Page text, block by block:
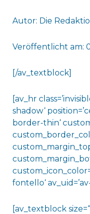
Autor: Die
Veröffentlicht am:
[/av_textblock]
[av_hr
shadow‘
border-thin‘
fontello‘
[av_textblock